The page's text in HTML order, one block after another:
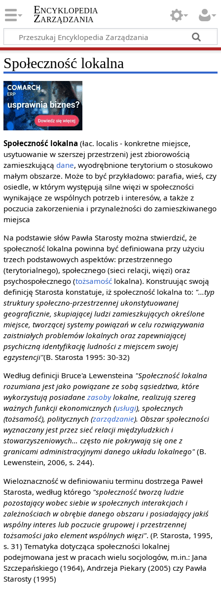
Encyklopedia
Zarządzania
Społeczność lokalna
Społeczność lokalna (łac. localis - konkretne miejsce,
usytuowanie w szerszej przestrzeni) jest zbiorowością
zamieszkującą dane, wyodrębnione terytorium o stosukowo
małym obszarze. Może to być przykładowo: parafia, wieś, czy
osiedle, w którym występują silne więzi w społeczności
wynikające ze wspólnych potrzeb i interesów, a także z
poczucia zakorzenienia i przynależności do zamieszkiwanego
miejsca
Na podstawie słów Pawła Starosty można stwierdzić, że
społeczność lokalna powinna być definiowana przy użyciu
trzech podstawowych aspektów: przestrzennego
(terytorialnego), społecznego (sieci relacji, więzi) oraz
psychospołecznego (tożsamośćlokalna). Konstruując swoją
definicję Starosta konstatuje, iż społeczność lokalna to: "...typ
struktury społeczno-przestrzennej ukonstytuowanej
geograficznie, skupiającej ludzi zamieszkujących określone
miejsce, tworzącej systemy powiązań w celu rozwiązywania
zaistniałych problemów lokalnych oraz zapewniającej
psychiczną identyfikację ludności z miejscem swojej
egzystencji"(B. Starosta 1995: 30-32)
Według definicji Bruce'a Lewensteina "Społeczność lokalna
rozumiana jest jako powiązane ze sobą sąsiedztwa, które
wykorzystują posiadanezasobylokalne, realizują szereg
ważnych funkcji ekonomicznych (usługi), społecznych
(tożsamość), politycznych (zarządzanie). Obszar społeczności
wyznaczany jest przez sieć relacji międzyludzkich i
stowarzyszeniowych… często nie pokrywają się one z
granicami administracyjnymi danego układu lokalnego"(B.
Lewenstein, 2006, s. 244).
Wieloznaczność w definiowaniu terminu dostrzega Paweł
Starosta, według którego "społeczność tworzą ludzie
pozostający wobec siebie w społecznych interakcjach i
zależnościach w obrębie danego obszaru i posiadający jakiś
wspólny interes lub poczucie grupowej i przestrzennej
tożsamości jako element wspólnych więzi". (P. Starosta, 1995,
s. 31) Tematyka dotycząca społeczności lokalnej
podejmowana jest w pracach wielu socjologów, m.in.: Jana
Szczepańskiego (1964), Andrzeja Piekary (2005) czy Pawła
Starosty (1995)